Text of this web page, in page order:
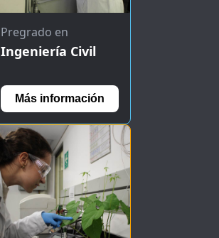
Pregrado en
Ingeniería Civil
Más información